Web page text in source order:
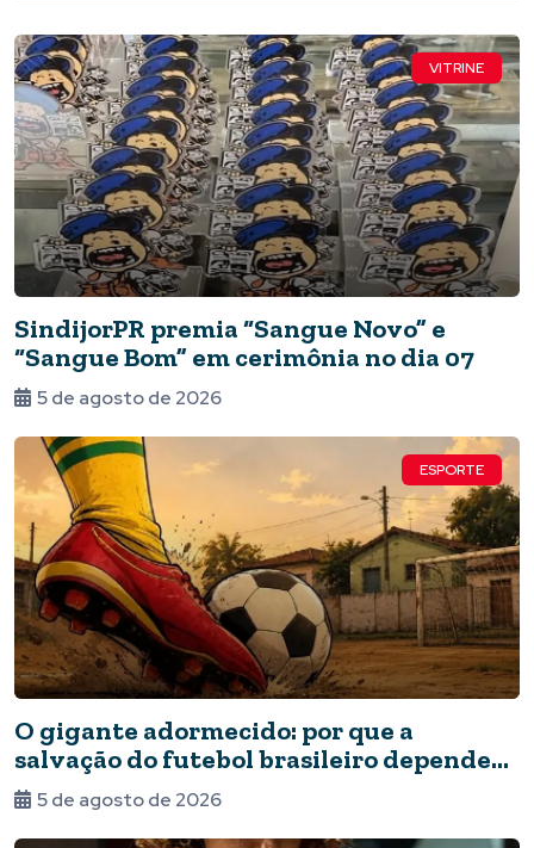
VITRINE
SindijorPR premia “Sangue Novo” e
“Sangue Bom” em cerimônia no dia 07
5 de agosto de 2026
ESPORTE
O gigante adormecido: por que a
salvação do futebol brasileiro depende
do Estado e da periferia
5 de agosto de 2026